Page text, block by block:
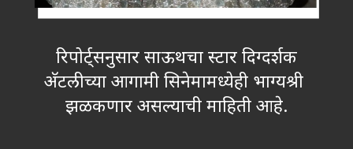
रिपोर्ट्सनुसार साऊथचा स्टार दिग्दर्शक
अ‍ॅटलीच्या आगामी सिनेमामध्येही भाग्यश्री
झळकणार असल्याची माहिती आहे.